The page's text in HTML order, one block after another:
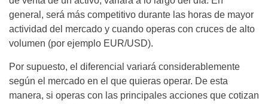
general, será más competitivo durante las horas de mayor
actividad del mercado y cuando operas con cruces de alto
volumen (por ejemplo EUR/USD).
Por supuesto, el diferencial variará considerablemente
según el mercado en el que quieras operar. De esta
manera, si operas con las principales acciones que cotizan